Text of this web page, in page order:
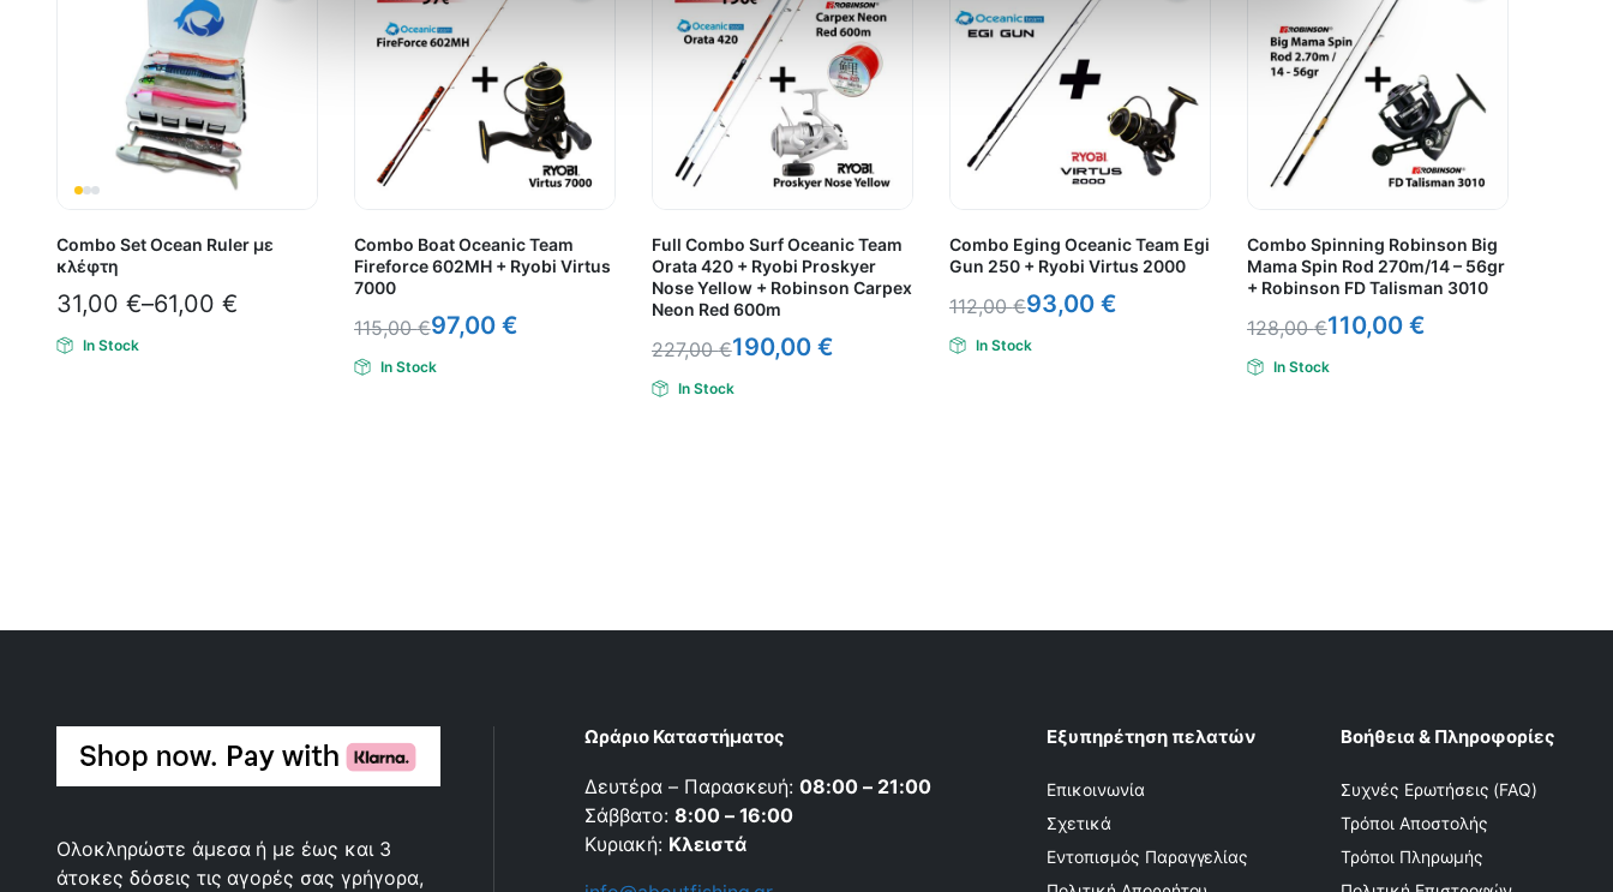
Combo Set Ocean Ruler με
κλέφτη
31,00 €–61,00 €
In Stock
Combo Boat Oceanic Team
Fireforce 602MH + Ryobi Virtus
7000
115,00€97,00 €
In Stock
Full Combo Surf Oceanic Team
Orata 420 + Ryobi Proskyer
Nose Yellow + Robinson Carpex
Neon Red 600m
227,00€190,00 €
In Stock
Combo Eging Oceanic Team Egi
Gun 250 + Ryobi Virtus 2000
112,00€93,00 €
In Stock
Combo Spinning Robinson Big
Mama Spin Rod 270m/14 – 56gr
+ Robinson FD Talisman 3010
128,00€110,00 €
In Stock
Ολοκληρώστε άμεσα ή με έως και 3
άτοκες δόσεις τις αγορές σας γρήγορα,
Ωράριο Καταστήματος
Δευτέρα – Παρασκευή:08:00 – 21:00
Σάββατο: 8:00 – 16:00
Κυριακή: Κλειστά
Εξυπηρέτηση πελατών
Επικοινωνία
Σχετικά
Εντοπισμός Παραγγελίας
Βοήθεια & Πληροφορίες
Συχνές Ερωτήσεις (FAQ)
Τρόποι Αποστολής
Τρόποι Πληρωμής